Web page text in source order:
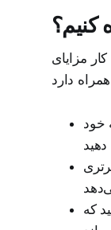
کنیم؟
مزایای
خود
که